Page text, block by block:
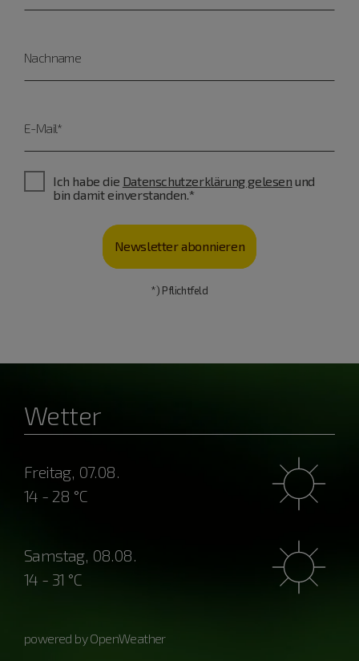
Nachname
E-Mail*
Ich habe die Datenschutzerklärung gelesen und
bin damit einverstanden.*
Newsletter abonnieren
*) Pflichtfeld
Wetter
Freitag, 07.08.
14 - 28 °C
Samstag, 08.08.
14 - 31 °C
powered by OpenWeather